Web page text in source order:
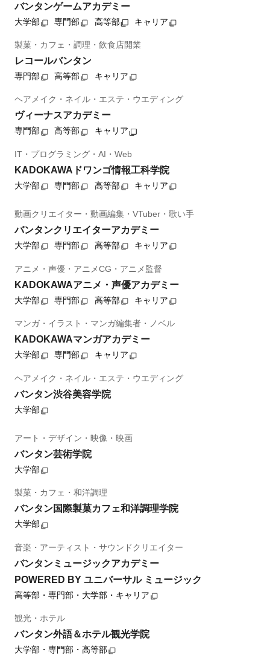
バンタンゲームアカデミー
大学部 専門部 高等部 キャリア
製菓・カフェ・調理・飲食店開業
レコールバンタン
専門部 高等部 キャリア
ヘアメイク・ネイル・エステ・ウエディング
ヴィーナスアカデミー
専門部 高等部 キャリア
IT・プログラミング・AI・Web
KADOKAWAドワンゴ情報工科学院
大学部 専門部 高等部 キャリア
動画クリエイター・動画編集・VTuber・歌い手
バンタンクリエイターアカデミー
大学部 専門部 高等部 キャリア
アニメ・声優・アニメCG・アニメ監督
KADOKAWAアニメ・声優アカデミー
大学部 専門部 高等部 キャリア
マンガ・イラスト・マンガ編集者・ノベル
KADOKAWAマンガアカデミー
大学部 専門部 キャリア
ヘアメイク・ネイル・エステ・ウエディング
バンタン渋谷美容学院
大学部
アート・デザイン・映像・映画
バンタン芸術学院
大学部
製菓・カフェ・和洋調理
バンタン国際製菓カフェ和洋調理学院
大学部
音楽・アーティスト・サウンドクリエイター
バンタンミュージックアカデミー
POWERED BY ユニバーサル ミュージック
高等部・専門部・大学部・キャリア
観光・ホテル
バンタン外語＆ホテル観光学院
大学部・専門部・高等部